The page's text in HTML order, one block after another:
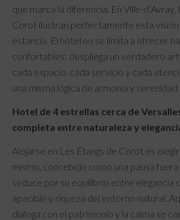
que marca la diferencia. En Ville-d’Avray,
Corot ilustran perfectamente esta visión
estancia. El hotel no se limita a ofrecer
confortables: despliega un verdadero
cada espacio, cada servicio y cada
una misma lógica de armonía y serenidad.
Hotel de 4 estrellas cerca de
completa entre naturaleza y
Alojarse en Les Étangs de Corot es
mismo, concebido como una pausa
seduce por su equilibrio entre elegancia
apacible y riqueza del entorno natural.
dialoga con el patrimonio y la calma se